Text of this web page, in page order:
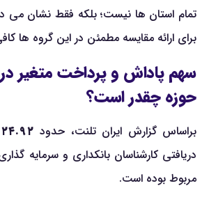
تمام استان ها نیست؛ بلکه فقط نشان می
برای ارائه مقایسه مطمئن در این گروه ها
سهم پاداش و پرداخت متغیر
حوزه چقدر است؟
براساس گزارش ایران تلنت، حدود ۲۴.۹۲ درصد
دریافتی کارشناسان بانکداری و سرمایه
مربوط بوده است.